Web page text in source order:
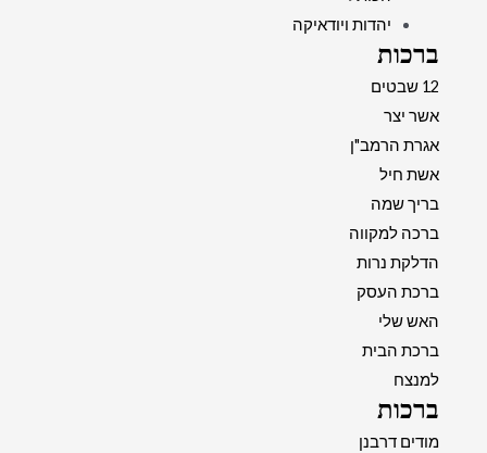
יהדות ויודאיקה
ברכות
12 שבטים
אשר יצר
אגרת הרמב"ן
אשת חיל
בריך שמה
ברכה למקווה
הדלקת נרות
ברכת העסק
האש שלי
ברכת הבית
למנצח
ברכות
מודים דרבנן